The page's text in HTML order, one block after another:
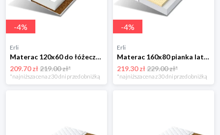
-4%
Erli
Materac 120x60 do łóżeczka gryka kokos BIANKA
209.70 zł219.00 zł*
*najniższa cena z 30 dni przed obniżką
-4%
Erli
Materac 160x80 pianka lateks VENUS
219.30 zł229.00 zł*
*najniższa cena z 30 dni przed obniżką